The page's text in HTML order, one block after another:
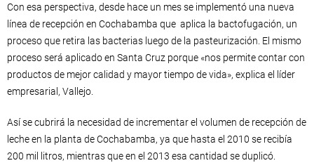
Con esa perspectiva, desde hace un mes se implementó una nueva
línea de recepción en Cochabamba que aplica la bactofugación, un
proceso que retira las bacterias luego de la pasteurización. El mismo
proceso será aplicado en Santa Cruz porque «nos permite contar con
productos de mejor calidad y mayor tiempo de vida», explica el líder
empresarial, Vallejo.
Así se cubrirá la necesidad de incrementar el volumen de recepción de
leche en la planta de Cochabamba, ya que hasta el 2010 se recibía
200 mil litros, mientras que en el 2013 esa cantidad se duplicó.